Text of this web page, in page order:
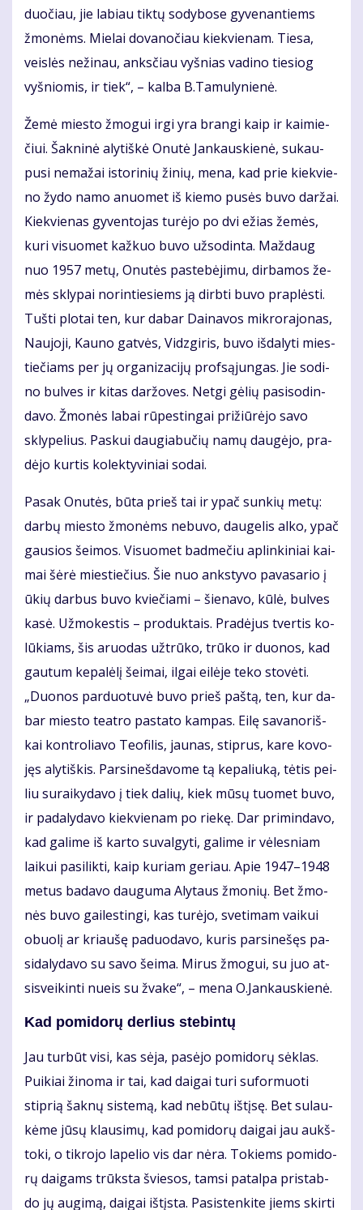
duo­čiau, jie la­biau tik­tų so­dy­bo­se gy­ve­nan­tiems
žmo­nėms. Mie­lai do­va­no­čiau kiek­vie­nam. Tie­sa,
veis­lės ne­ži­nau, anks­čiau vyš­nias va­di­no tie­siog
vyš­nio­mis, ir tiek“, – kal­ba B.Ta­mu­ly­nie­nė.
Že­mė mies­to žmo­gui ir­gi yra bran­gi kaip ir kai­mie­
čiui. Šak­ni­nė aly­tiš­kė Onu­tė Jan­kaus­kie­nė, su­kau­
pu­si ne­ma­žai is­to­ri­nių ži­nių, me­na, kad prie kiek­vie­
no žy­do na­mo anuo­met iš kie­mo pu­sės bu­vo dar­žai.
Kiek­vie­nas gy­ven­to­jas tu­rė­jo po dvi ežias že­mės,
ku­ri vi­suo­met kaž­kuo bu­vo už­so­din­ta. Maž­daug
nuo 1957 me­tų, Onu­tės pa­ste­bė­ji­mu, dir­ba­mos že­
mės skly­pai no­rin­tie­siems ją dirb­ti bu­vo pra­plės­ti.
Tuš­ti plo­tai ten, kur da­bar Dai­na­vos mik­ro­ra­jo­nas,
Nau­jo­ji, Kau­no gat­vės, Vidz­gi­ris, bu­vo iš­da­ly­ti mies­
tie­čiams per jų or­ga­ni­za­ci­jų prof­są­jun­gas. Jie so­di­
no bul­ves ir ki­tas dar­žo­ves. Net­gi gė­lių pa­si­so­din­
da­vo. Žmo­nės la­bai rū­pes­tin­gai pri­žiū­rė­jo sa­vo
skly­pe­lius. Pas­kui dau­gia­bu­čių na­mų dau­gė­jo, pra­
dė­jo kur­tis ko­lek­ty­vi­niai so­dai.
Pa­sak Onu­tės, bū­ta prieš tai ir ypač sun­kių me­tų:
dar­bų mies­to žmo­nėms ne­bu­vo, dau­ge­lis al­ko, ypač
gau­sios šei­mos. Vi­suo­met bad­me­čiu ap­lin­ki­niai kai­
mai šė­rė mies­tie­čius. Šie nuo anks­ty­vo pa­va­sa­rio į
ūkių dar­bus bu­vo kvie­čia­mi – šie­na­vo, kū­lė, bul­ves
ka­sė. Už­mo­kes­tis – pro­duk­tais. Pra­dė­jus tver­tis ko­
lū­kiams, šis aruo­das už­trū­ko, trū­ko ir duo­nos, kad
gau­tum ke­pa­lė­lį šei­mai, il­gai ei­lė­je te­ko sto­vė­ti.
„Duo­nos par­duo­tu­vė bu­vo prieš pa­štą, ten, kur da­
bar mies­to te­at­ro pa­sta­to kam­pas. Ei­lę sa­va­no­riš­
kai kon­tro­lia­vo Te­ofi­lis, jau­nas, stip­rus, ka­re ko­vo­
jęs aly­tiš­kis. Par­si­neš­da­vo­me tą ke­pa­liu­ką, tė­tis pei­
liu su­rai­ky­da­vo į tiek da­lių, kiek mū­sų tuo­met bu­vo,
ir pa­da­ly­da­vo kiek­vie­nam po rie­kę. Dar pri­min­da­vo,
kad ga­li­me iš kar­to su­val­gy­ti, ga­li­me ir vė­les­niam
lai­kui pa­si­lik­ti, kaip ku­riam ge­riau. Apie 1947–1948
me­tus ba­da­vo dau­gu­ma Aly­taus žmo­nių. Bet žmo­
nės bu­vo gai­les­tin­gi, kas tu­rė­jo, sve­ti­mam vai­kui
obuo­lį ar kriau­šę pa­duo­da­vo, ku­ris par­si­ne­šęs pa­
si­da­ly­da­vo su sa­vo šei­ma. Mi­rus žmo­gui, su juo at­
si­svei­kin­ti nu­eis su žva­ke“, – me­na O.Jan­kaus­kie­nė.
Kad po­mi­do­rų der­lius ste­bin­tų
Jau tur­būt vi­si, kas sė­ja, pa­sė­jo po­mi­do­rų sėk­las.
Pui­kiai ži­no­ma ir tai, kad dai­gai tu­ri su­for­muo­ti
stip­rią šak­nų sis­te­mą, kad ne­bū­tų iš­tį­sę. Bet su­lau­
kė­me jū­sų klau­si­mų, kad po­mi­do­rų dai­gai jau aukš­
to­ki, o tik­ro­jo la­pe­lio vis dar nė­ra. To­kiems po­mi­do­
rų dai­gams trūks­ta švie­sos, tam­si pa­tal­pa pri­stab­
do jų au­gi­mą, dai­gai iš­tįs­ta. Pa­si­sten­ki­te jiems skir­ti